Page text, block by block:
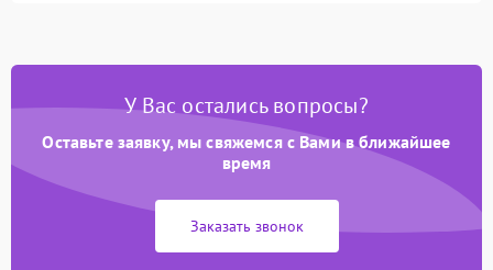
Поломка датчика наклона
1500 ₽ Подробнее →
Поломка датчика шагов Подробнее →
Неисправность системы
У Вас остались вопросы?
Оставьте заявку, мы свяжемся с Вами в ближайшее
время
Заказать звонок